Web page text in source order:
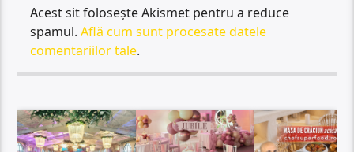
Acest sit folosește Akismet pentru a reduce
spamul.Află cum sunt procesate datele
comentariilor tale.